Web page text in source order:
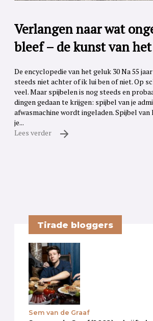
Verlangen naar wat
bleef – de kunst van
De encyclopedie van het geluk 30 Na 55
steeds niet achter of ik lui ben of niet. Op
veel. Maar spijbelen is nog steeds en
dingen gedaan te krijgen: spijbel van je
afwasmachine wordt ingeladen. Spijbel
je...
Lees verder
Tirade bloggers
Sem van de Graaf